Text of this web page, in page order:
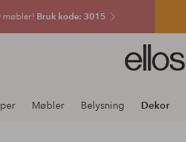
møbler! Bruk kode: 3015
Ellos
logo
Møbler Belysning Dekor